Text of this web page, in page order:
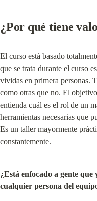
¿Por qué tiene
El curso está basado
que se trata durante el curso
vividas en primera personas.
como otras que no. El
entienda cuál es el rol de un
herramientas necesarias que
Es un taller mayormente
constantemente.
¿Está enfocado a gente que
cualquier persona del